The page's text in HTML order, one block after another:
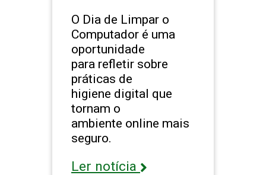
O Dia de Limpar o
Computador é uma
oportunidade
para refletir sobre
práticas de
higiene digital que
tornam o
ambiente online mais
seguro.
Ler notícia